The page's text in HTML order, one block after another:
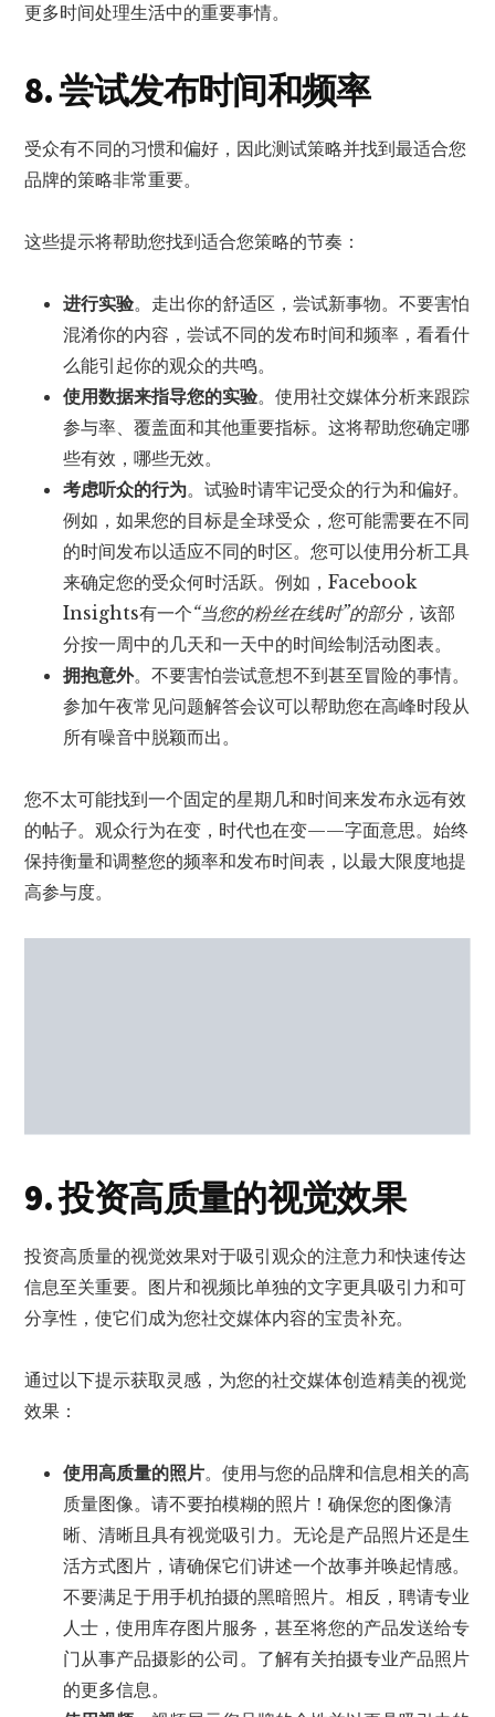
更多时间处理生活中的重要事情。
8. 尝试发布时间和频率
受众有不同的习惯和偏好，因此测试策略并找到最适合您
品牌的策略非常重要。
这些提示将帮助您找到适合您策略的节奏：
进行实验。走出你的舒适区，尝试新事物。不要害怕
混淆你的内容，尝试不同的发布时间和频率，看看什
么能引起你的观众的共鸣。
使用数据来指导您的实验。使用社交媒体分析来跟踪
参与率、覆盖面和其他重要指标。这将帮助您确定哪
些有效，哪些无效。
考虑听众的行为。试验时请牢记受众的行为和偏好。
例如，如果您的目标是全球受众，您可能需要在不同
的时间发布以适应不同的时区。您可以使用分析工具
来确定您的受众何时活跃。例如，Facebook
Insights有一个“当您的粉丝在线时”的部分，该部
分按一周中的几天和一天中的时间绘制活动图表。
拥抱意外。不要害怕尝试意想不到甚至冒险的事情。
参加午夜常见问题解答会议可以帮助您在高峰时段从
所有噪音中脱颖而出。
您不太可能找到一个固定的星期几和时间来发布永远有效
的帖子。观众行为在变，时代也在变——字面意思。始终
保持衡量和调整您的频率和发布时间表，以最大限度地提
高参与度。
9. 投资高质量的视觉效果
投资高质量的视觉效果对于吸引观众的注意力和快速传达
信息至关重要。图片和视频比单独的文字更具吸引力和可
分享性，使它们成为您社交媒体内容的宝贵补充。
通过以下提示获取灵感，为您的社交媒体创造精美的视觉
效果：
使用高质量的照片。使用与您的品牌和信息相关的高
质量图像。请不要拍模糊的照片！确保您的图像清
晰、清晰且具有视觉吸引力。无论是产品照片还是生
活方式图片，请确保它们讲述一个故事并唤起情感。
不要满足于用手机拍摄的黑暗照片。相反，聘请专业
人士，使用库存图片服务，甚至将您的产品发送给专
门从事产品摄影的公司。了解有关拍摄专业产品照片
的更多信息。